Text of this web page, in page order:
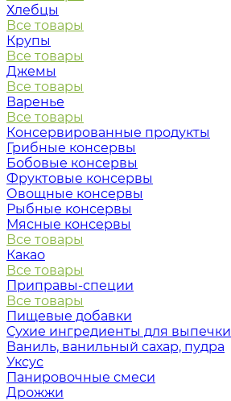
Хлебцы
Все товары
Крупы
Все товары
Джемы
Все товары
Варенье
Все товары
Консервированные продукты
Грибные консервы
Бобовые консервы
Фруктовые консервы
Овощные консервы
Рыбные консервы
Мясные консервы
Все товары
Какао
Все товары
Приправы-специи
Все товары
Пищевые добавки
Сухие ингредиенты для выпечки
Ваниль, ванильный сахар, пудра
Уксус
Панировочные смеси
Дрожжи